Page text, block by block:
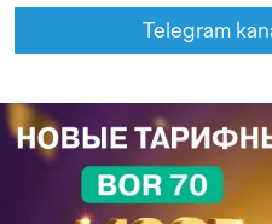
Telegram